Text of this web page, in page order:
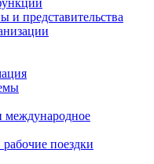
и представительства
международное
поездки